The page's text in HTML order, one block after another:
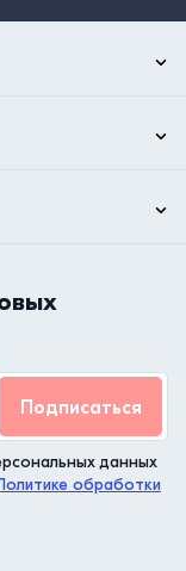
Подписаться
данных
обработки